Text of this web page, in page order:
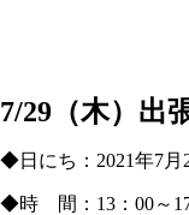
7/29（木）出
◆日にち：2021年7月
◆時 間：13：00～17